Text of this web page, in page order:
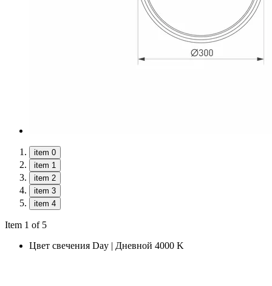
item 0
item 1
item 2
item 3
item 4
Item 1 of 5
Цвет свечения Day | Дневной 4000 K